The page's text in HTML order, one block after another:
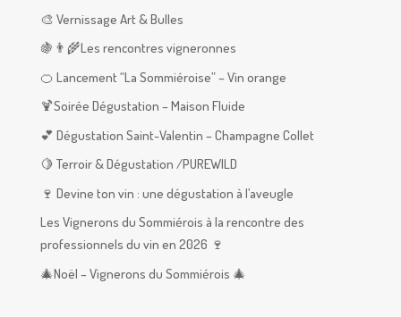
🎨 Vernissage Art & Bulles
🍇👨‍🌾Les rencontres vigneronnes
🍊 Lancement “La Sommiéroise” – Vin orange
🍹Soirée Dégustation – Maison Fluide
💕 Dégustation Saint-Valentin – Champagne Collet
🍋 Terroir & Dégustation /PUREWILD
🍷 Devine ton vin : une dégustation à l’aveugle
Les Vignerons du Sommiérois à la rencontre des
professionnels du vin en 2026 🍷
🎄Noël – Vignerons du Sommiérois 🎄